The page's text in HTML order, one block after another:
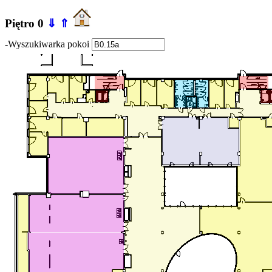
Piętro 0 ⇓ ⇑
-Wyszukiwarka pokoi